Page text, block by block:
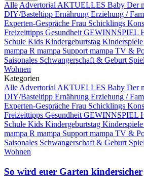
AlleAdvertorialAKTUELLES Baby Der
DIY/Basteltipp Ernährung Erziehung /
Experten-Gespräche Frau Schicklings
Freizeittipps GesundheitGEWINNSPIEL
Schule Kids Kindergeburtstag Kinderspiele
mampa R mampa Supportmampa TV &
Saisonales Schwangerschaft & Geburt
Wohnen
Kategorien
AlleAdvertorialAKTUELLES Baby Der
DIY/Basteltipp Ernährung Erziehung /
Experten-Gespräche Frau Schicklings
Freizeittipps GesundheitGEWINNSPIEL
Schule Kids Kindergeburtstag Kinderspiele
mampa R mampa Supportmampa TV &
Saisonales Schwangerschaft & Geburt
Wohnen
So wird euer Garten kindersicher